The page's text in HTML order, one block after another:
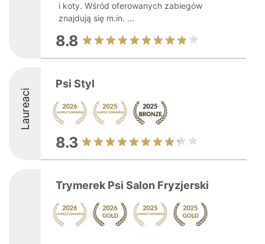
i koty. Wśród oferowanych zabiegów
znajdują się m.in. ...
8.8
Laureaci
Psi Styl
8.3
Trymerek Psi Salon Fryzjerski